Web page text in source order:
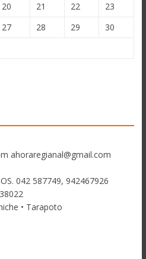
20 21 22
23
27 28 29
30
ahoraregianal@gmail.com
042 587749, 942467926
• Tarapoto